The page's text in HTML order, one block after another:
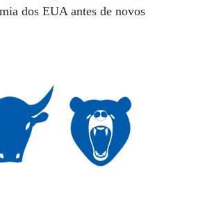
dos EUA antes de novos